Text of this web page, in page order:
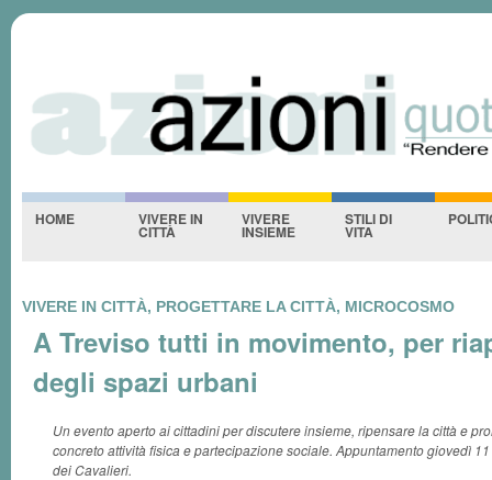
Azioniquotidiane
HOME VIVERE IN
CITTÀ
VIVERE
INSIEME
STILI DI
VITA
VIVERE IN CITTÀ, PROGETTARE LA CITTÀ, MICROCOSMO
A Treviso tutti in movimento, per
degli spazi urbani
Un evento aperto ai cittadini per discutere insieme, ripensare la città e
concreto attività fisica e partecipazione sociale. Appuntamento giovedì
dei Cavalieri.